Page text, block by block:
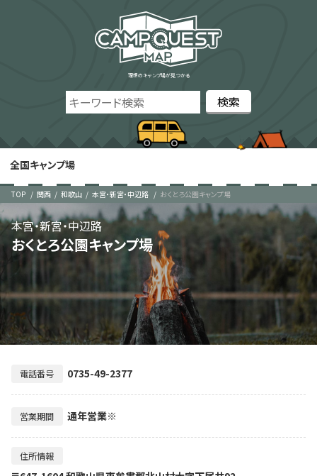
理想のキャンプ場が見つかる
全国キャンプ場
TOP 関西 和歌山 本宮・新宮・中辺路 おくとろ公園キャンプ場
おくとろ公園キャンプ場
本宮・新宮・中辺路
電話番号 0735-49-2377
営業期間 通年営業※
住所情報